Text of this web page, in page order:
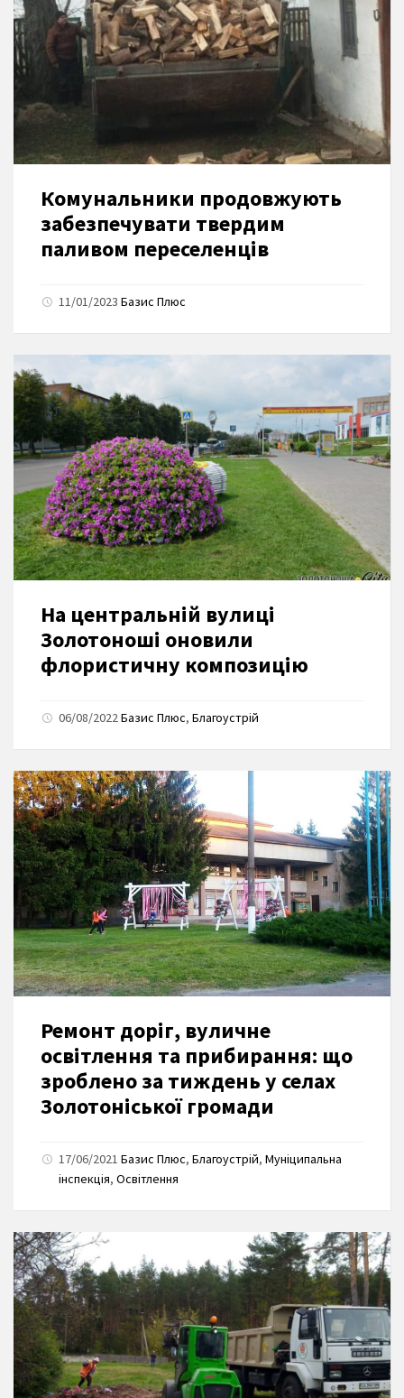
Комунальники продовжують
забезпечувати твердим
паливом переселенців
11/01/2023 Базис Плюс
На центральній вулиці
Золотоноші оновили
флористичну композицію
06/08/2022Базис Плюс, Благоустрій
Ремонт доріг, вуличне
освітлення та прибирання: що
зроблено за тиждень у селах
Золотоніської громади
17/06/2021 Базис Плюс, Благоустрій, Муніципальна
інспекція, Освітлення